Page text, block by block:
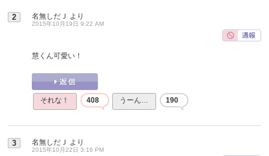
2 名無しだＪ より
2015年10月19日 9:22 AM
慧くん可愛い！
それな！ 408 うーん… 190
3 名無しだＪ より
2015年10月22日 3:16 PM